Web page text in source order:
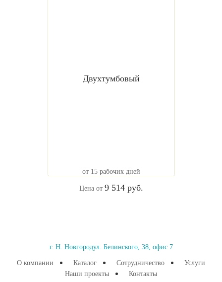
Двухтумбовый
от 15 рабочих дней
Цена от 9 514 руб.
г. Н. Новгородул. Белинского, 38, офис 7
О компании Каталог Сотрудничество
Услуги
Наши проекты
Контакты